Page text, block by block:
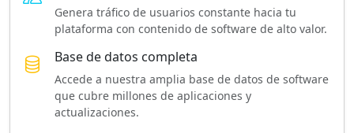
Genera tráfico de usuarios constante hacia tu
plataforma con contenido de software de alto valor.
Base de datos completa
Accede a nuestra amplia base de datos de software
que cubre millones de aplicaciones y
actualizaciones.